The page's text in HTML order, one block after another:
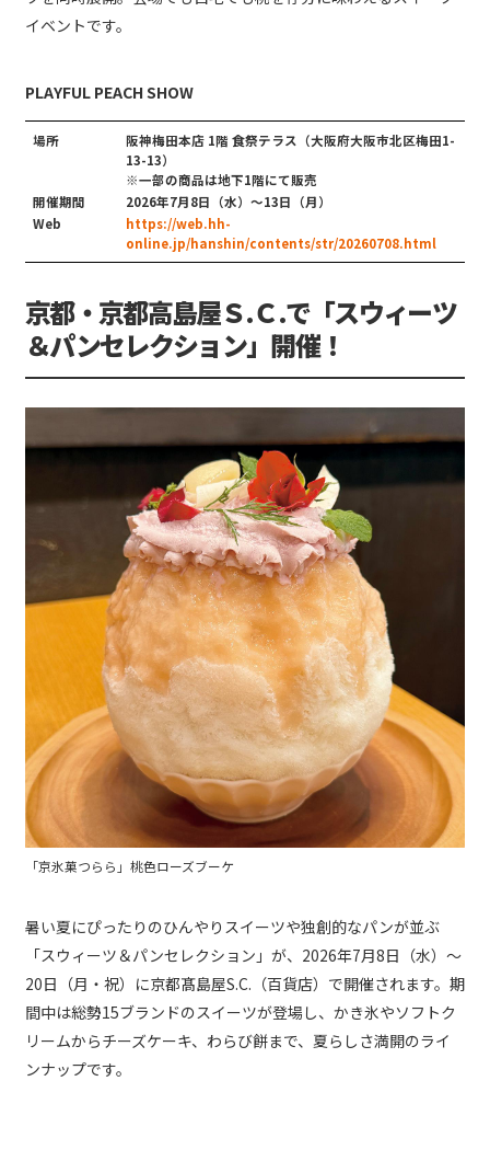
イベントです。
PLAYFUL PEACH SHOW
場所
阪神梅田本店 1階 食祭テラス（大阪府大阪市北区梅田1-
13-13）
※一部の商品は地下1階にて販売
開催期間
2026年7月8日（水）～13日（月）
Web
https://web.hh-
online.jp/hanshin/contents/str/20260708.html
京都・京都高島屋Ｓ.Ｃ.で「スウィーツ
＆パンセレクション」開催！
「京氷菓つらら」桃色ローズブーケ
暑い夏にぴったりのひんやりスイーツや独創的なパンが並ぶ
「スウィーツ＆パンセレクション」が、2026年7月8日（水）～
20日（月・祝）に京都髙島屋S.C.（百貨店）で開催されます。期
間中は総勢15ブランドのスイーツが登場し、かき氷やソフトク
リームからチーズケーキ、わらび餅まで、夏らしさ満開のライ
ンナップです。